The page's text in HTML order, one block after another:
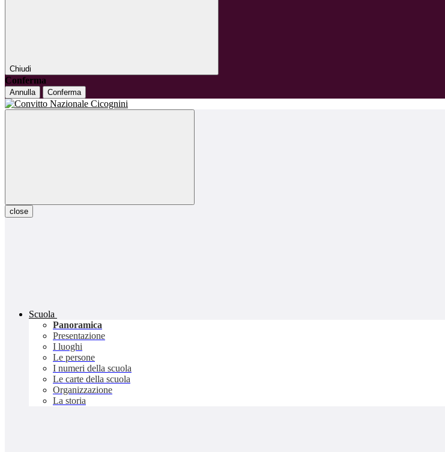
Chiudi
Conferma
Annulla Conferma
close
Scuola
Panoramica
Presentazione
I luoghi
Le persone
I numeri della scuola
Le carte della scuola
Organizzazione
La storia